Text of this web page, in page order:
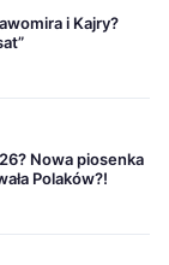
i Kajry?
Nowa piosenka
Polaków?!